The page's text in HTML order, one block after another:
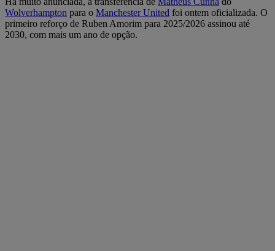
Wolverhampton para o Manchester United foi ontem oficializada. O
primeiro reforço de Ruben Amorim para 2025/2026 assinou até
2030, com mais um ano de opção.